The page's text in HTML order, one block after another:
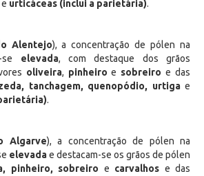
e urticáceas (inclui a parietária).
Alentejo), a concentração de pólen na
se elevada, com destaque dos grãos
oliveira, pinheiroe sobreiroe das
tanchagem, quenopódio, urtigae
.
Algarve), a concentração de pólen na
elevadae destacam-se os grãos de pólen
pinheiro, sobreiro e carvalhos e das